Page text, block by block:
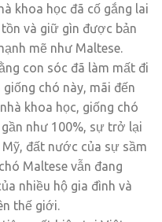
khoa học đã cố gắng lai
và giữ gìn được bản
mẽ như Maltese.
con sóc đã làm mất đi
chó này, mãi đến
khoa học, giống chó
như 100%, sự trở lại
đất nước của sự sầm
Maltese vẫn đang
nhiều hộ gia đình và
thế giới.